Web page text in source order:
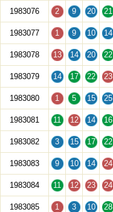
1983076 2 9 20 21
1983077 1 9 10 14
1983078 13 14 20 22
1983079 14 17 22 23
1983080 1 5 15 25
1983081 11 12 14 16
1983082 3 15 17 22
1983083 9 10 14 24
1983084 11 12 23 24
1983085 1 3 10 28